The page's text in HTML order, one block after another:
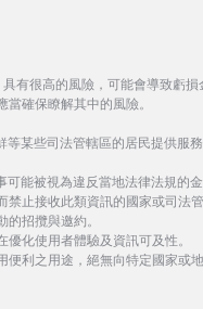
有很高的風險，可能會導致虧損
確保瞭解其中的風險。
某些司法管轄區的居民提供服務
能被視為違反當地法律法規的金
禁止接收此類資訊的國家或司法
招攬與邀約。
化使用者體驗及資訊可及性。
便利之用途，絕無向特定國家或